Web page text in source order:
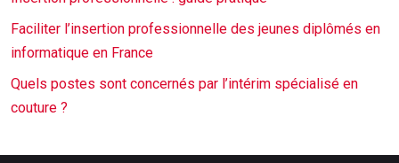
Faciliter l’insertion professionnelle des jeunes diplômés en
informatique en France
Quels postes sont concernés par l’intérim spécialisé en
couture ?